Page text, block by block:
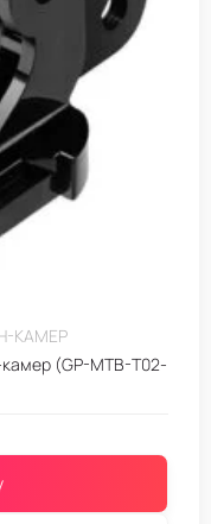
КАМЕР
(GP-MTB-T02-